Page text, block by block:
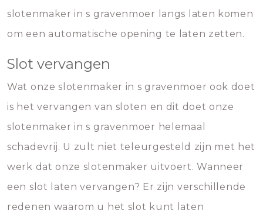
slotenmaker in s gravenmoer langs laten komen
om een automatische opening te laten zetten.
Slot vervangen
Wat onze slotenmaker in s gravenmoer ook doet
is het vervangen van sloten en dit doet onze
slotenmaker in s gravenmoer helemaal
schadevrij. U zult niet teleurgesteld zijn met het
werk dat onze slotenmaker uitvoert. Wanneer
een slot laten vervangen? Er zijn verschillende
redenen waarom u het slot kunt laten